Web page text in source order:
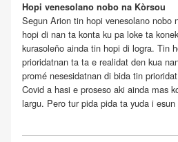
Hopi venesolano nobo na Kòrsou
Segun Arion tin hopi venesolano nobo
hopi di nan ta konta ku pa loke ta
kurasoleño ainda tin hopi di logra. Tin
prioridatnan ta ta e realidat den kua
promé nesesidatnan di bida tin
Covid a hasi e proseso aki ainda mas
largu. Pero tur pida pida ta yuda i